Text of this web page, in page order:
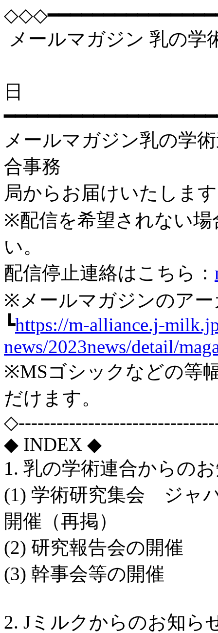
メールマガジン 乳の学
日
メールマガジン乳の学
合事務
局からお届けいたしま
※配信を希望されない
い。
配信停止連絡はこちら：
※メールマガジンのア
┗https://m-alliance.j-
news/2023news/detail/
※MSゴシックなどの等
だけます。
◆ INDEX ◆
1. 乳の学術連合からの
(1) 学術研究集会 ジャ
開催（再掲）
(2) 研究報告会の開催
(3) 幹事会等の開催
2. Jミルクからのお知ら